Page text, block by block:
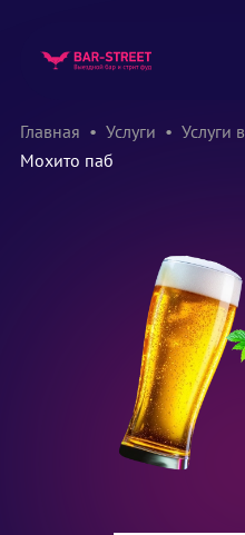
Главная Услуги
Услуги
Мохито паб